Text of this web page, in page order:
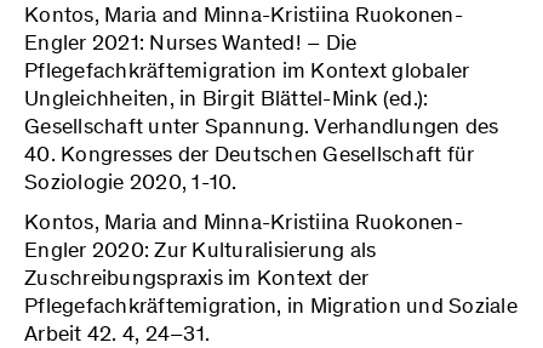
Kontos, Maria and Minna-Kristiina Ruokonen-
Engler 2021: Nurses Wanted! – Die
Pflegefachkräftemigration im Kontext globaler
Ungleichheiten, in Birgit Blättel-Mink (ed.):
Gesellschaft unter Spannung. Verhandlungen des
40. Kongresses der Deutschen Gesellschaft für
Soziologie 2020, 1-10.
Kontos, Maria and Minna-Kristiina Ruokonen-
Engler 2020: Zur Kulturalisierung als
Zuschreibungspraxis im Kontext der
Pflegefachkräftemigration, in Migration und Soziale
Arbeit 42. 4, 24–31.